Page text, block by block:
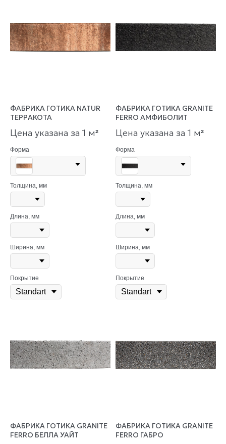
ФАБРИКА ГОТИКА NATUR
ТЕРРАКОТА
Цена указана за 1 м²
Форма
Толщина, мм
Длина, мм
Ширина, мм
Покрытие
ФАБРИКА ГОТИКА GRANITE
FERRO АМФИБОЛИТ
Цена указана за 1 м²
Форма
Толщина, мм
Длина, мм
Ширина, мм
Покрытие
ФАБРИКА ГОТИКА GRANITE
FERRO БЕЛЛА УАЙТ
ФАБРИКА ГОТИКА GRANITE
FERRO ГАБРО